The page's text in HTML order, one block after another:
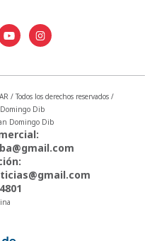
Todos los derechos reservados /
Dib
Domingo Dib